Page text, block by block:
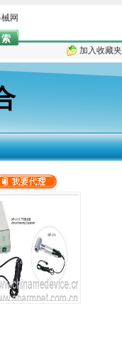
网
加入收藏夹